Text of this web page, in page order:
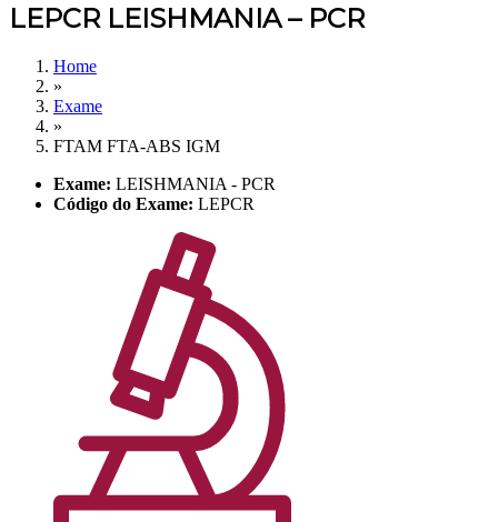
LEPCR LEISHMANIA – PCR
Home
»
Exame
»
FTAM FTA-ABS IGM
Exame: LEISHMANIA - PCR
Código do Exame: LEPCR